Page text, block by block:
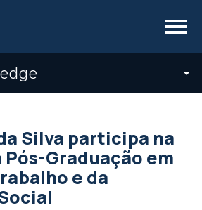
Menu
Silva participa na
Pós-Graduação em
e da